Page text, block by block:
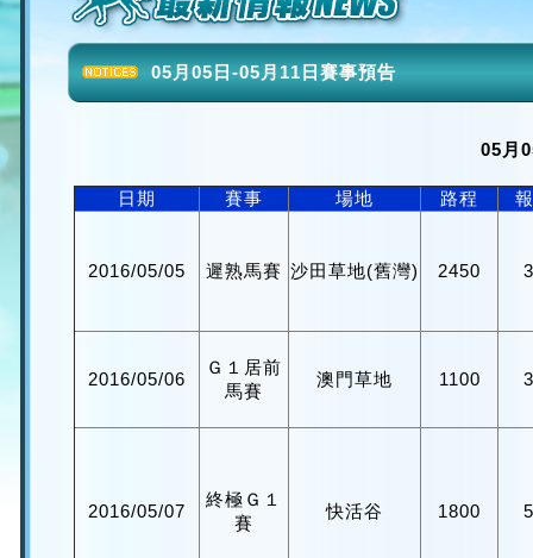
05月05日-05月11日賽事預告
05月
日期 賽事 場地 路程
2016/05/05 遲熟馬賽 沙田草地(舊灣) 2450
2016/05/06
Ｇ１居前
馬賽
澳門草地 1100
2016/05/07
終極Ｇ１
賽
快活谷 1800